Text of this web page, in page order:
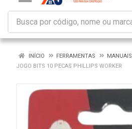
INÍCIO FERRAMENTAS
MANUAIS
JOGO BITS 10 PECAS PHILLIPS WORKER